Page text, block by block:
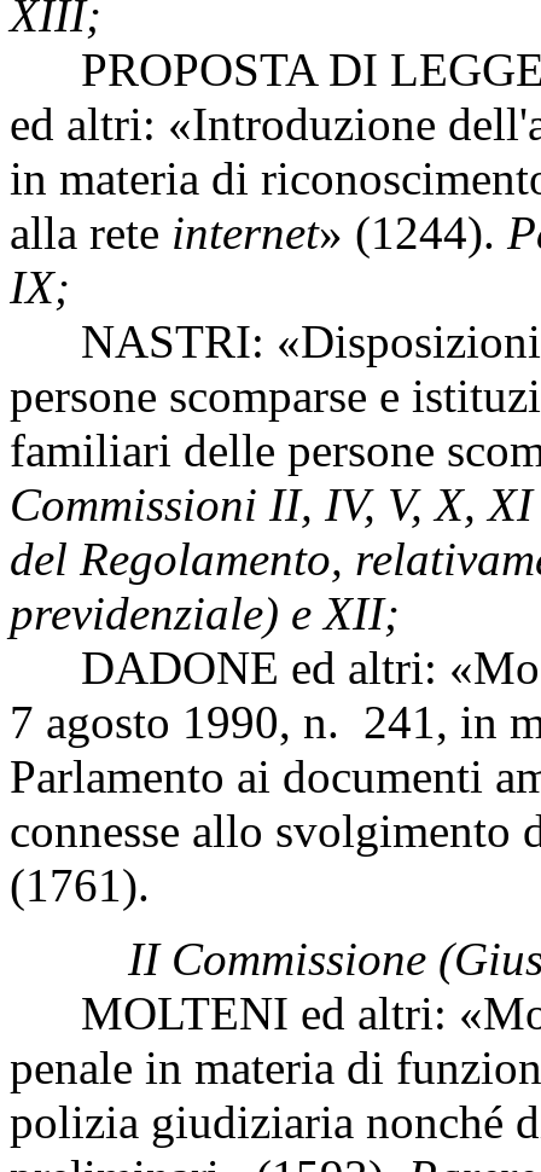
XIII;
PROPOSTA DI
ed altri: «Introduzione
in materia di
alla rete internet» (1244).
IX;
NASTRI: «Disposizioni
persone scomparse e
familiari delle persone
Commissioni II, IV, V, X,
del Regolamento,
previdenziale) e XII;
DADONE ed altri:
7 agosto 1990, n. 241, in
Parlamento ai documenti
connesse allo svolgimento
(1761).
II Commissione
MOLTENI ed altri:
penale in materia di
polizia giudiziaria nonché